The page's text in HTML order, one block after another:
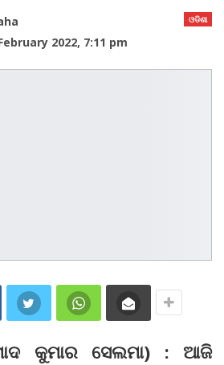
ଓଡିଶା
2022, 7:11 pm
କୁମାର ସେଲମା) : ଆଜି